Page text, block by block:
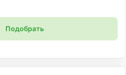
Подобрать